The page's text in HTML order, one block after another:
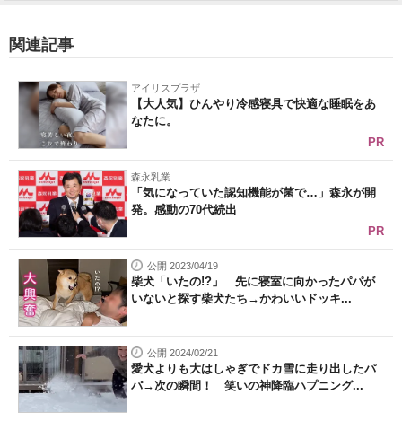
関連記事
アイリスプラザ
【大人気】ひんやり冷感寝具で快適な睡眠をあ
なたに。
PR
森永乳業
「気になっていた認知機能が菌で…」森永が開
発。感動の70代続出
PR
公開 2023/04/19
柴犬「いたの!?」 先に寝室に向かったパパが
いないと探す柴犬たち→かわいいドッキ...
公開 2024/02/21
愛犬よりも大はしゃぎでドカ雪に走り出したパ
パ→次の瞬間！ 笑いの神降臨ハプニング...